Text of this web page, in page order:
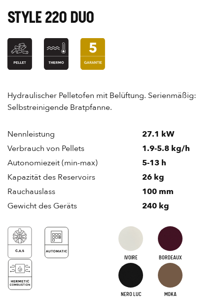
STYLE 220 DUO
Hydraulischer Pelletofen mit Belüftung. Serienmäßig:
Selbstreinigende Bratpfanne.
Nennleistung
27.1 kW
Verbrauch von Pellets
1.9-5.8 kg/h
Autonomiezeit (min-max)
5-13 h
Kapazität des Reservoirs
26 kg
Rauchauslass
100 mm
Gewicht des Geräts
240 kg
IVOIRE BORDEAUX
NERO LUC MOKA